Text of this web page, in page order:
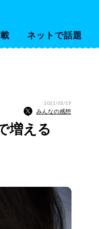
ネットで話題
2021/03/19
みんなの感想
増える